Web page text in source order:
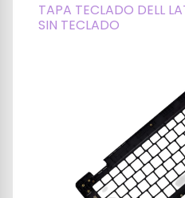
TAPA TECLADO DELL
SIN TECLADO